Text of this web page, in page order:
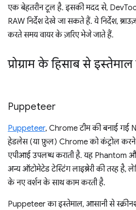
एक बेहतरीन टूल है. इसकी मदद से,
RAW निर्देश देखे जा सकते हैं. ये निर्देश,
करते समय वायर के ज़रिए भेजे जाते हैं.
प्रोग्राम के हिसाब से
Puppeteer
Puppeteer, Chrome टीम की बनाई गई
हेडलेस (या फ़ुल) Chrome को कंट्रोल
एपीआई उपलब्ध कराती है. यह Phantom
अन्य ऑटोमेटेड टेस्टिंग लाइब्रेरी की तरह है,
के नए वर्शन के साथ काम करती है.
Puppeteer का इस्तेमाल, आसानी से